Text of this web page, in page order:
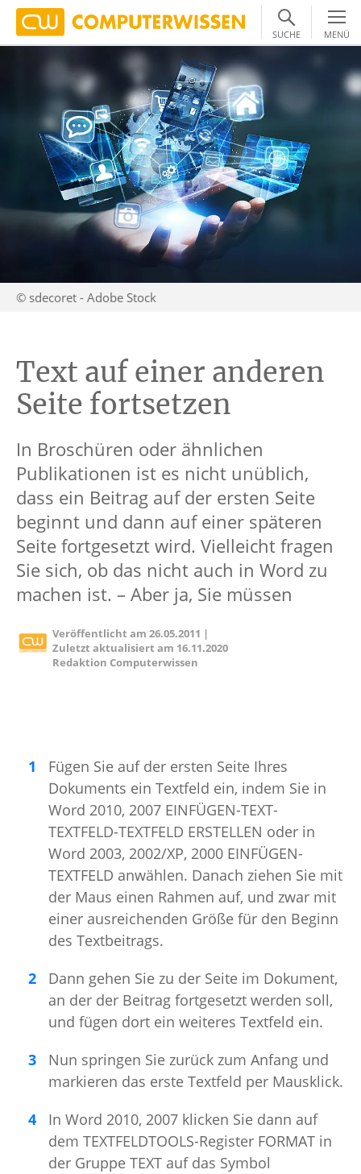
SUCHE MENÜ
© sdecoret - Adobe Stock
Text auf einer anderen
Seite fortsetzen
In Broschüren oder ähnlichen
Publikationen ist es nicht unüblich,
dass ein Beitrag auf der ersten Seite
beginnt und dann auf einer späteren
Seite fortgesetzt wird. Vielleicht fragen
Sie sich, ob das nicht auch in Word zu
machen ist. – Aber ja, Sie müssen
Veröffentlicht am26.05.2011 |
Zuletzt aktualisiert am 16.11.2020
Redaktion Computerwissen
Fügen Sie auf der ersten Seite Ihres
Dokuments ein Textfeld ein, indem Sie in
Word 2010, 2007 EINFÜGEN-TEXT-
TEXTFELD-TEXTFELD ERSTELLEN oder in
Word 2003, 2002/XP, 2000 EINFÜGEN-
TEXTFELD anwählen. Danach ziehen Sie mit
der Maus einen Rahmen auf, und zwar mit
einer ausreichenden Größe für den Beginn
des Textbeitrags.
Dann gehen Sie zu der Seite im Dokument,
an der der Beitrag fortgesetzt werden soll,
und fügen dort ein weiteres Textfeld ein.
Nun springen Sie zurück zum Anfang und
markieren das erste Textfeld per Mausklick.
In Word 2010, 2007 klicken Sie dann auf
dem TEXTFELDTOOLS-Register FORMAT in
der Gruppe TEXT auf das Symbol